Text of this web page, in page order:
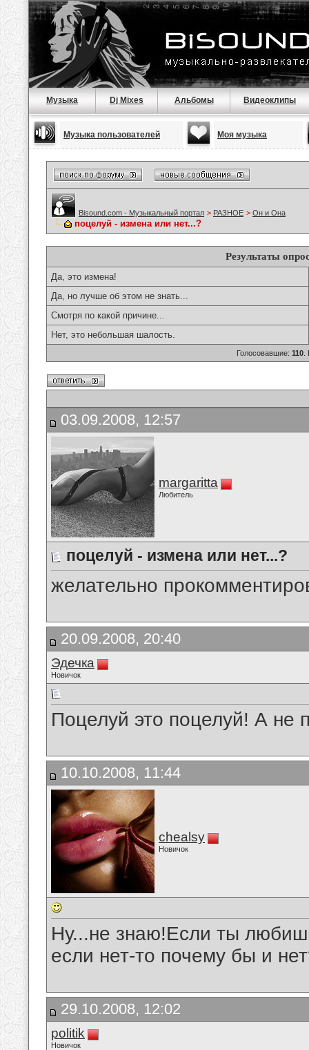
Музыка Dj Mixes Альбомы Видеоклипы
Музыка пользователей Моя музыка
Bisound.com - Музыкальный портал > РАЗНОЕ > Он и Она
поцелуй - измена или нет...?
Результаты
Да, это измена!
Да, но лучше об этом не знать...
Смотря по какой причине...
Нет, это небольшая шалость.
Голосовавшие: 110
03.09.2008, 12:57
margaritta
Любитель
поцелуй - измена или нет...?
желательно
20.09.2008, 20:40
Эдечка
Новичок
Поцелуй это поцелуй! А не
10.10.2008, 11:44
chealsy
Новичок
Ну...не знаю!Если ты
если нет-то почему бы и
29.10.2008, 12:02
politik
Новичок